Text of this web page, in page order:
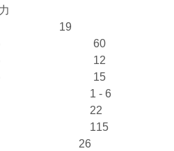
60
12
15
1 - 6
22
115
26